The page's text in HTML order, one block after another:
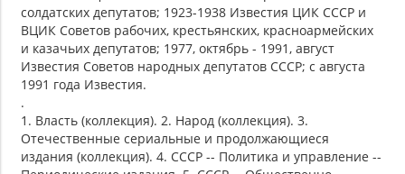
солдатских депутатов; 1923-1938 Известия ЦИК СССР и
ВЦИК Советов рабочих, крестьянских, красноармейских
и казачьих депутатов; 1977, октябрь - 1991, август
Известия Советов народных депутатов СССР; с августа
1991 года Известия.
.
1. Власть (коллекция). 2. Народ (коллекция). 3.
Отечественные сериальные и продолжающиеся
издания (коллекция). 4. СССР -- Политика и управление --